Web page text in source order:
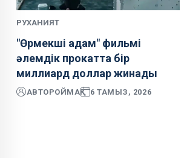
РУХАНИЯТ
"Өрмекші адам" фильмі
әлемдік прокатта бір
миллиард доллар жинады
АВТОРОЙМАҚ 6 ТАМЫЗ, 2026